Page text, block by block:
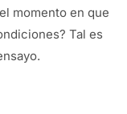
momento en que
Tal es